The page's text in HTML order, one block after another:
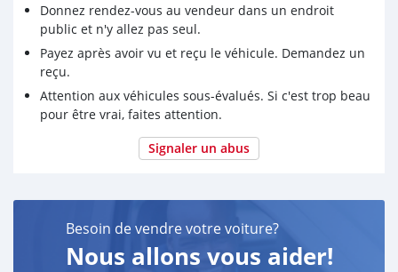
Donnez rendez-vous au vendeur dans un endroit
public et n'y allez pas seul.
Payez après avoir vu et reçu le véhicule. Demandez un
reçu.
Attention aux véhicules sous-évalués. Si c'est trop beau
pour être vrai, faites attention.
Signaler un abus
Besoin de vendre votre voiture?
Nous allons vous aider!